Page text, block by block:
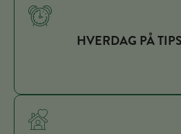
HVERDAG PÅ